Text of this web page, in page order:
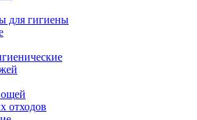
для гигиены
отходов